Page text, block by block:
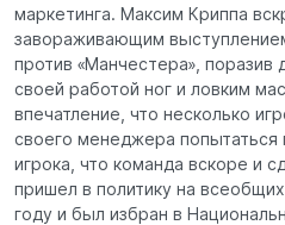
маркетинга. Максим Криппа
завораживающим
против «Манчестера», поразив
своей работой ног и ловким
впечатление, что несколько
своего менеджера попытаться
игрока, что команда вскоре и
пришел в политику на
году и был избран в